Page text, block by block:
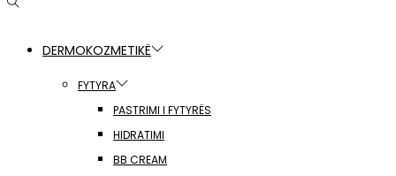
DERMOKOZMETIKË
FYTYRA
PASTRIMI I FYTYRËS
HIDRATIMI
BB CREAM